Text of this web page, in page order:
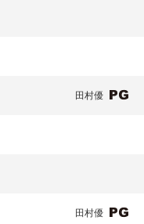
田村優
田村優